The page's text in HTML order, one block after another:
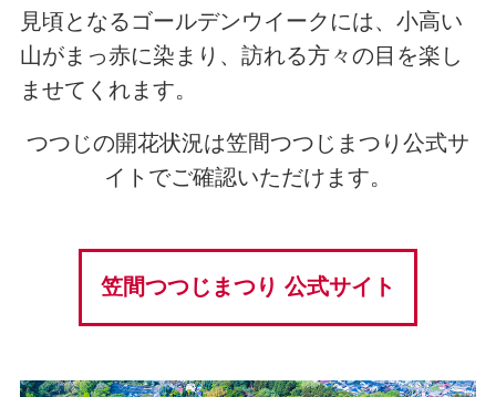
見頃となるゴールデンウイークには、小高い
山がまっ赤に染まり、訪れる方々の目を楽し
ませてくれます。
つつじの開花状況は笠間つつじまつり公式サ
イトでご確認いただけます。
笠間つつじまつり 公式サイト